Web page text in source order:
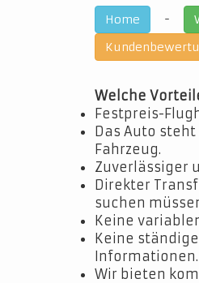
Home -
Welche
Festpreis-
Das Auto
Fahrzeug.
Zuverlässiger
Direkter
suchen
Keine
Keine
Informationen.
Wir bieten